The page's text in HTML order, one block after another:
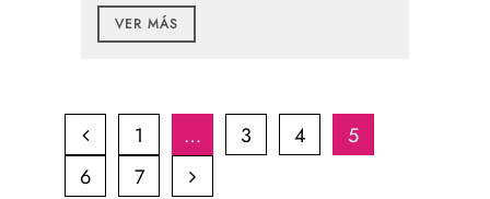
VER MÁS
1 … 3 4
5
6
7